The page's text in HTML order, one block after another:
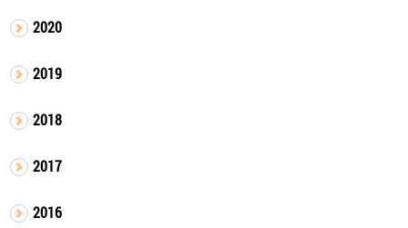
2020
2019
2018
2017
2016